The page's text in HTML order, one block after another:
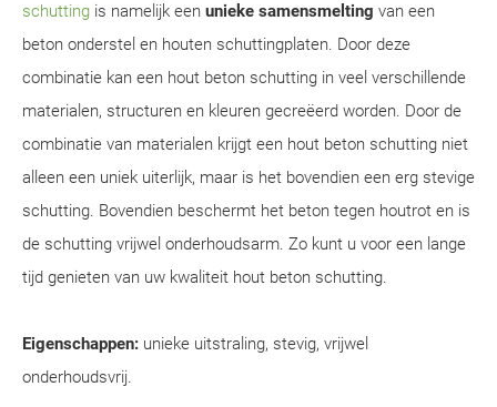
schutting is namelijk een unieke samensmelting van een
beton onderstel en houten schuttingplaten. Door deze
combinatie kan een hout beton schutting in veel verschillende
materialen, structuren en kleuren gecreëerd worden. Door de
combinatie van materialen krijgt een hout beton schutting niet
alleen een uniek uiterlijk, maar is het bovendien een erg stevige
schutting. Bovendien beschermt het beton tegen houtrot en is
de schutting vrijwel onderhoudsarm. Zo kunt u voor een lange
tijd genieten van uw kwaliteit hout beton schutting.
Eigenschappen: unieke uitstraling, stevig, vrijwel
onderhoudsvrij.